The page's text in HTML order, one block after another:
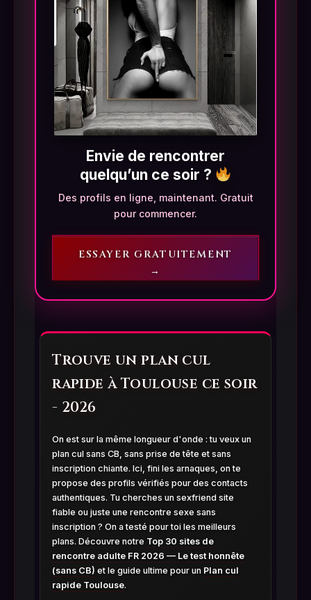
Envie de rencontrer
quelqu’un ce soir ?
Des profils en ligne, maintenant. Gratuit
pour commencer.
ESSAYER GRATUITEMENT
→
Trouve un plan cul
rapide à Toulouse ce soir
- 2026
On est sur la même longueur d'onde : tu veux un
plan cul sans CB, sans prise de tête et sans
inscription chiante. Ici, fini les arnaques, on te
propose des profils vérifiés pour des contacts
authentiques. Tu cherches un sexfriend site
fiable ou juste une rencontre sexe sans
inscription ? On a testé pour toi les meilleurs
plans. Découvre notre Top 30 sites de
rencontre adulte FR 2026 — Le test honnête
(sans CB) et le guide ultime pour un Plan cul
rapide Toulouse.